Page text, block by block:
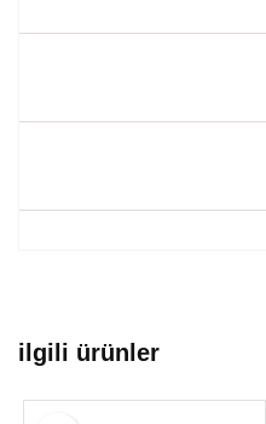
ilgili ürünler